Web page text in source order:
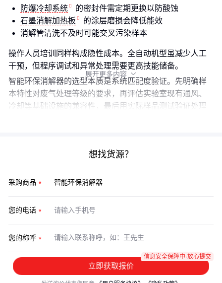
防爆冷却系统
的密封件需定期更换以防酸蚀
石墨消解加热板
的涂层磨损会降低能效
消解管清洗不及时可能交叉污染样本
操作人员培训同样构成隐性成本。全自动机型虽减少人工
干预，但程序调试和异常处理需要更高技能储备。
智能环保消解器的选型本质是系统匹配度验证。先明确样
本特性对废气处理等级的要求，再评估实验室现有通风、
冷却等基础设施的兼容性，最后用实际样品测试验证处理
展开更多内容 
想找货源？
采购商品
您的电话
您的称呼
立即获取报价
信息安全保障中·放心提交